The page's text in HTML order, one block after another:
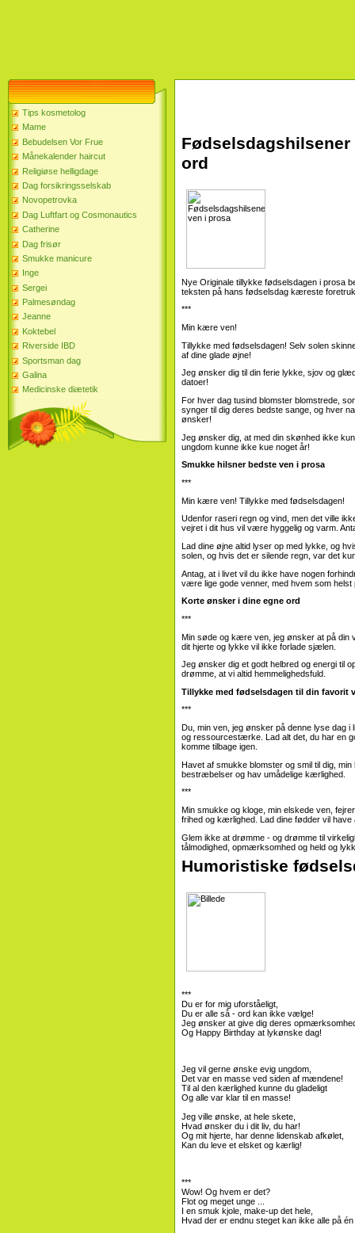
Tips kosmetolog
Mame
Bebudelsen Vor Frue
Månekalender haircut
Religiøse helligdage
Dag forsikringsselskab
Novopetrovka
Dag Luftfart og Cosmonautics
Catherine
Dag frisør
Smukke manicure
Inge
Sergei
Palmesøndag
Jeanne
Koktebel
Riverside IBD
Sportsman dag
Galina
Medicinske diætetik
ord
Nye Originale tillykke fødselsdagen i prosa
teksten på hans fødselsdag kæreste
***
Min kære ven!
Tillykke med fødselsdagen! Selv solen
af dine glade øjne!
Jeg ønsker dig til din ferie lykke, sjov og
datoer!
For hver dag tusind blomster blomstrede,
synger til dig deres bedste sange, og hver
ønsker!
Jeg ønsker dig, at med din skønhed ikke
ungdom kunne ikke kue noget år!
Smukke hilsner bedste ven i prosa
***
Min kære ven! Tillykke med fødselsdagen!
Udenfor raseri regn og vind, men det ville
vejret i dit hus vil være hyggelig og varm.
Lad dine øjne altid lyser op med lykke, og
solen, og hvis det er silende regn, var det
Antag, at i livet vil du ikke have nogen
være lige gode venner, med hvem som
Korte ønsker i dine egne ord
***
Min søde og kære ven, jeg ønsker at på din
dit hjerte og lykke vil ikke forlade sjælen.
Jeg ønsker dig et godt helbred og energi til
drømme, at vi altid hemmelighedsfuld.
Tillykke med fødselsdagen til din favorit
***
Du, min ven, jeg ønsker på denne lyse dag
og ressourcestærke. Lad alt det, du har en
komme tilbage igen.
Havet af smukke blomster og smil til dig,
bestræbelser og hav umådelige kærlighed.
***
Min smukke og kloge, min elskede ven,
frihed og kærlighed. Lad dine fødder vil have
Glem ikke at drømme - og drømme til
tålmodighed, opmærksomhed og held og
Humoristiske
***
Du er for mig uforståeligt,
Du er alle så - ord kan ikke vælge!
Jeg ønsker at give dig deres
Og Happy Birthday at lykønske dag!
Jeg vil gerne ønske evig ungdom,
Det var en masse ved siden af ​​mændene!
Til al den kærlighed kunne du gladeligt
Og alle var klar til en masse!
Jeg ville ønske, at hele skete,
Hvad ønsker du i dit liv, du har!
Og mit hjerte, har denne lidenskab afkølet,
Kan du leve et elsket og kærlig!
***
Wow! Og hvem er det?
Flot og meget unge ...
I en smuk kjole, make-up det hele,
Hvad der er endnu steget kan ikke alle på én